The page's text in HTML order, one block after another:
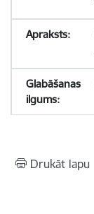
Drukāt lapu